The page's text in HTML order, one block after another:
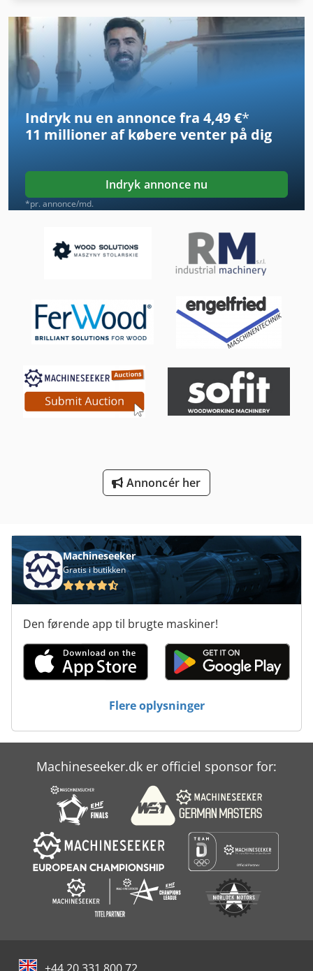
Hsc 20 Linear
Håndtering Af
Idx 23
Instrument Til Måling
Kgs 1670
Manual
Meh 5 2 1 8 B
Ng 200
Platform Type Mb
Produktion Af Byggematerialer
Transport Kurve
Transport Vogn
Udvikling Af Maskinen
Indryk nu en annonce fra 4,49 €*
11 millioner af købere venter på dig
Indryk annonce nu
*pr. annonce/md.
Annoncér her
Machineseeker
Gratis i butikken
Den førende app til brugte maskiner!
Flere oplysninger
Machineseeker.dk er officiel sponsor for: